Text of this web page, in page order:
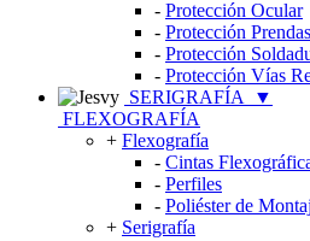
- Protección Ocular
- Protección Prendas
- Protección
- Protección Vías
SERIGRAFÍA
▼
FLEXOGRAFÍA
+ Flexografía
- Cintas
- Perfiles
- Poliéster de
+ Serigrafía